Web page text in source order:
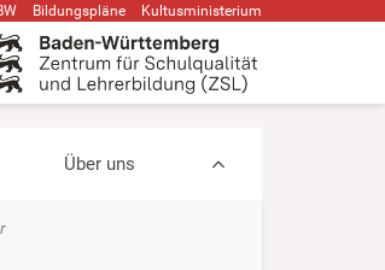
Bildungspläne Kultusministerium
Über uns